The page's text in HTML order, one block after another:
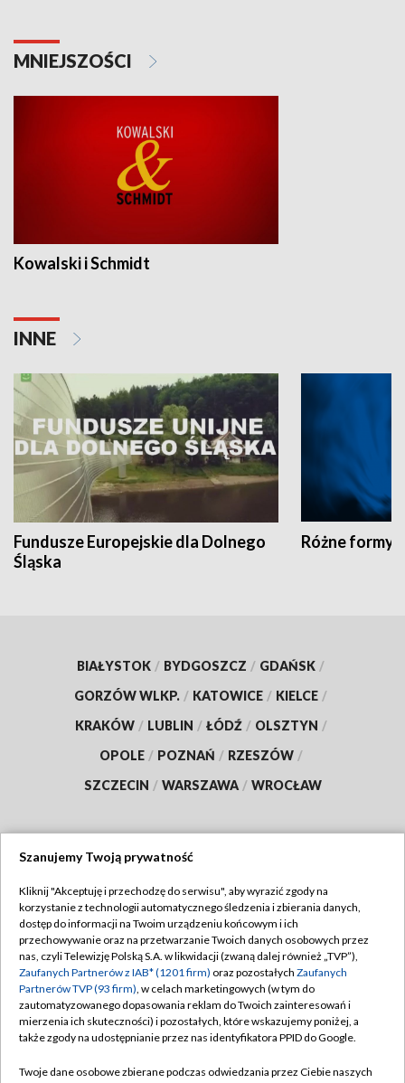
MNIEJSZOŚCI
Kowalski i Schmidt
INNE
Fundusze Europejskie dla Dolnego
Śląska
Różne formy
BIAŁYSTOK / BYDGOSZCZ / GDAŃSK /
GORZÓW WLKP. / KATOWICE / KIELCE /
KRAKÓW / LUBLIN / ŁÓDŹ / OLSZTYN /
OPOLE / POZNAŃ / RZESZÓW /
SZCZECIN / WARSZAWA / WROCŁAW
TVP
Abonament TVP
Emisja w TVP
Centrum informacji TVP
Naziemna Telewizja Cyfrowa
Regulamin TVP
Polityka prywatności
Moje zgody
Pomoc
Szanujemy Twoją prywatność
Kliknij "Akceptuję i przechodzę do serwisu", aby wyrazić zgody na
korzystanie z technologii automatycznego śledzenia i zbierania danych,
dostęp do informacji na Twoim urządzeniu końcowym i ich
przechowywanie oraz na przetwarzanie Twoich danych osobowych przez
nas, czyli Telewizję Polską S.A. w likwidacji (zwaną dalej również „TVP”),
Zaufanych Partnerów z IAB* (1201 firm) oraz pozostałych Zaufanych
Partnerów TVP (93 firm), w celach marketingowych (w tym do
zautomatyzowanego dopasowania reklam do Twoich zainteresowań i
mierzenia ich skuteczności) i pozostałych, które wskazujemy poniżej, a
także zgody na udostępnianie przez nas identyfikatora PPID do Google.
Twoje dane osobowe zbierane podczas odwiedzania przez Ciebie naszych